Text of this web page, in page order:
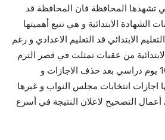
تشهدها المحافظة فان المحافظة قد
الشهادة الابتدائية و هي تنبع أهميتها
الابتدائي قد التعليم الاعدادي و رغم
من عقبات تمثلت في قصر الترم
الاول حيث لم يتخطي 102 يوم دراسي بعد حذف الاجازات و
اجازات انتخابات مجلس النواب و غيرها
التصحيح لاعلان النتيجة في أسرع